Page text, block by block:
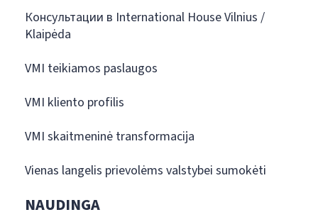
Консультации в International House Vilnius /
Klaipėda
VMI teikiamos paslaugos
VMI kliento profilis
VMI skaitmeninė transformacija
Vienas langelis prievolėms valstybei sumokėti
NAUDINGA